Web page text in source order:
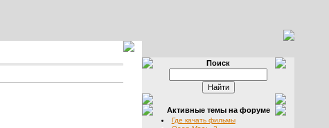
Поиск
Активные темы на форуме
Где качать фильмы